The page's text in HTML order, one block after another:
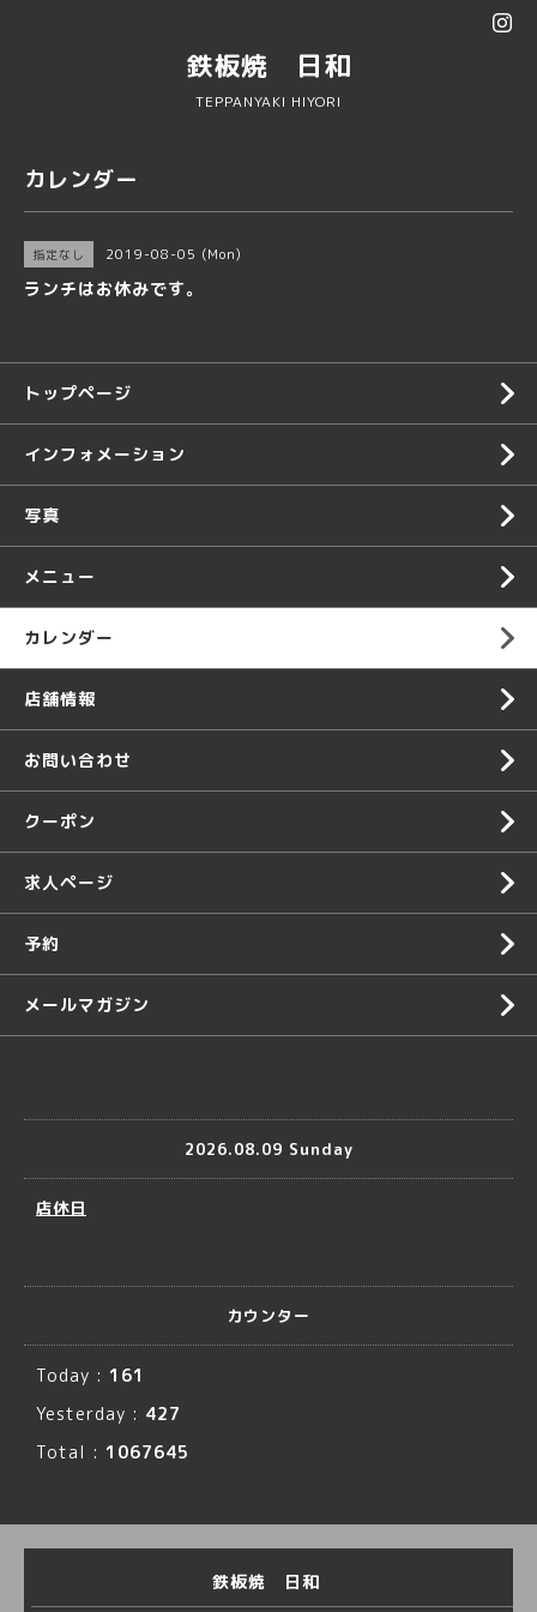
鉄板焼 日和
TEPPANYAKI HIYORI
カレンダー
指定なし 2019-08-05 (Mon)
ランチはお休みです。
トップページ
インフォメーション
写真
メニュー
カレンダー
店舗情報
お問い合わせ
クーポン
求人ページ
予約
メールマガジン
2026.08.09 Sunday
店休日
カウンター
Today : 161
Yesterday : 427
Total : 1067645
鉄板焼 日和